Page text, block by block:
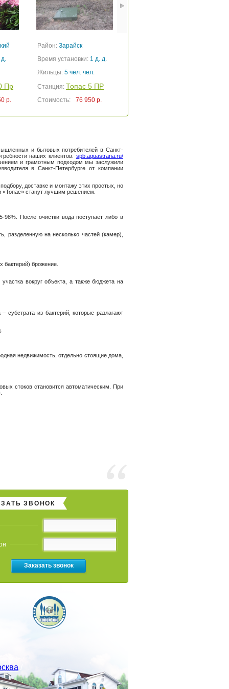
Пр
р.
Район: Зарайск
Время установки: 1 д. д.
Жильцы: 5 чел. чел.
Станция: Топас 5 ПР
Стоимость: 76 950 р.
и бытовых потребителей в Санкт-
наших клиентов. spb.aquastrana.ru/
и грамотным подходом мы заслужили
в Санкт-Петербурге от компании
доставке и монтажу этих простых, но
«Топас» станут лучшим решением.
98%. После очистки вода поступает либо в
разделенную на несколько частей (камер),
бактерий) брожение.
вокруг объекта, а также бюджета на
субстрата из бактерий, которые разлагают
недвижимость, отдельно стоящие дома,
стоков становится автоматическим. При
ЗВОНОК
Заказать звонок